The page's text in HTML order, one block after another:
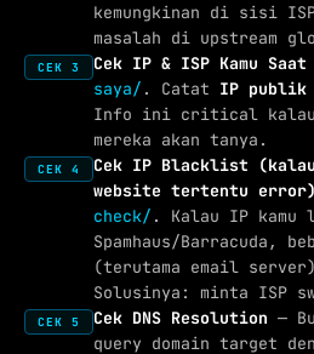
kemungkinan di sisi
masalah di upstream
CEK 3 Cek IP & ISP Kamu
saya/ . Catat IP publik
Info ini critical kalau
mereka akan tanya.
CEK 4
Cek IP Blacklist
website tertentu error)
check/ . Kalau IP
Spamhaus/Barracuda,
(terutama email
Solusinya: minta ISP
CEK 5 Cek DNS Resolution —
query domain target